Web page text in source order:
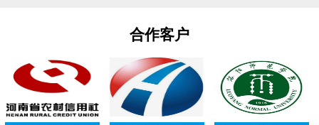
合作客户